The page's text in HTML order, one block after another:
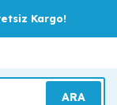
Kargo!
ARA